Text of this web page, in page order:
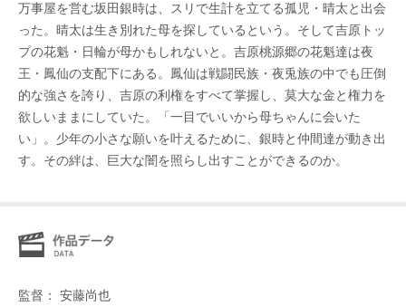
万事屋を営む坂田銀時は、スリで生計を立てる孤児・晴太と出会
った。晴太は生き別れた母を探しているという。そして吉原トッ
プの花魁・日輪が母かもしれないと。吉原桃源郷の花魁達は夜
王・鳳仙の支配下にある。鳳仙は戦闘民族・夜兎族の中でも圧倒
的な強さを誇り、吉原の利権をすべて掌握し、莫大な金と権力を
欲しいままにしていた。「一目でいいから母ちゃんに会いた
い」。少年の小さな願いを叶えるために、銀時と仲間達が動き出
す。その絆は、巨大な闇を照らし出すことができるのか。
監督： 安藤尚也